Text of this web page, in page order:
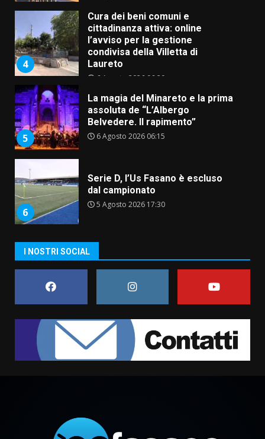
4
Cura dei beni comuni e
cittadinanza attiva: online
l’avviso per la gestione
condivisa della Villetta di
Laureto
6 Agosto 2026 06:20
5
La magia del Minareto e la prima
assoluta de “L’Albergo
Belvedere. Il rapimento”
6 Agosto 2026 06:15
6
Serie D, l’Us Fasano è escluso
dal campionato
5 Agosto 2026 17:30
Truffatori in azione nelle
frazioni fasanesi
1
Fasanese ferito a colpi di arma
da fuoco
6 Agosto 2026 18:13
Comune di Fasano
6 Agosto 2026 14:16
I NOSTRI SOCIAL